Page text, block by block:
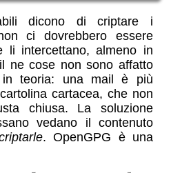
dicono di criptare i
ci dovrebbero essere
li intercettano, almeno in
ne cose non sono affatto
in teoria: una mail è più
cartacea, che non
chiusa. La soluzione
vedano il contenuto
. OpenGPG è una